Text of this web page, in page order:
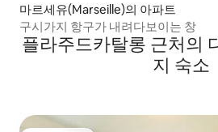
마르세유(Marseille)의 아파트
구시가지 항구가 내려다보이는 창
플라주드카탈롱 근처의
지 숙소